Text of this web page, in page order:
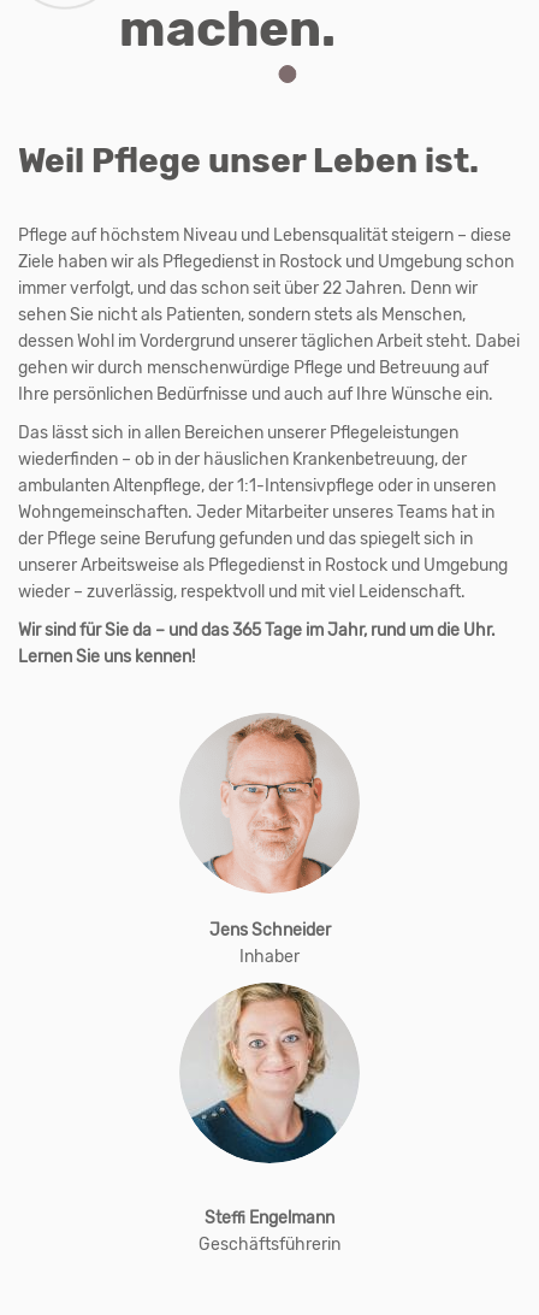
machen.
Weil Pflege unser Leben ist.
Pflege auf höchstem Niveau und Lebensqualität steigern – diese
Ziele haben wir als Pflegedienst in Rostock und Umgebung schon
immer verfolgt, und das schon seit über 22 Jahren. Denn wir
sehen Sie nicht als Patienten, sondern stets als Menschen,
dessen Wohl im Vordergrund unserer täglichen Arbeit steht. Dabei
gehen wir durch menschenwürdige Pflege und Betreuung auf
Ihre persönlichen Bedürfnisse und auch auf Ihre Wünsche ein.
Das lässt sich in allen Bereichen unserer Pflegeleistungen
wiederfinden – ob in der häuslichen Krankenbetreuung, der
ambulanten Altenpflege, der 1:1-Intensivpflege oder in unseren
Wohngemeinschaften. Jeder Mitarbeiter unseres Teams hat in
der Pflege seine Berufung gefunden und das spiegelt sich in
unserer Arbeitsweise als Pflegedienst in Rostock und Umgebung
wieder – zuverlässig, respektvoll und mit viel Leidenschaft.
Wir sind für Sie da – und das 365 Tage im Jahr, rund um die Uhr.
Lernen Sie uns kennen!
Jens Schneider
Inhaber
Steffi Engelmann
Geschäftsführerin